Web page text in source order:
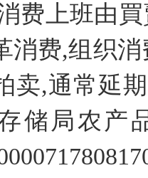
费上班由
消费,组织
卖,通常延
储局农产